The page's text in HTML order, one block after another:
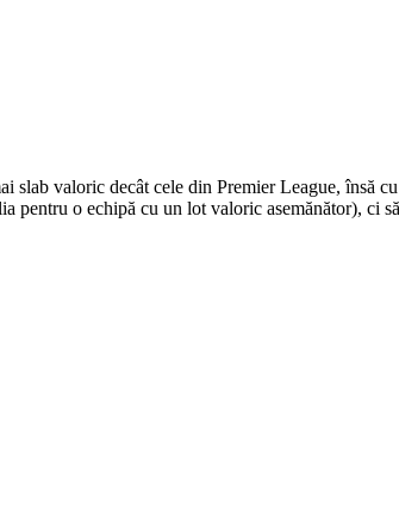
valoric decât cele din Premier League, însă
o echipă cu un lot valoric asemănător), ci